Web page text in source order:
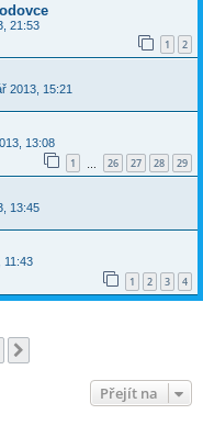
21:53
1 2
2013, 15:21
13:08
1 26 27 28 29
13:45
11:43
1 2 3 4
Přejít na